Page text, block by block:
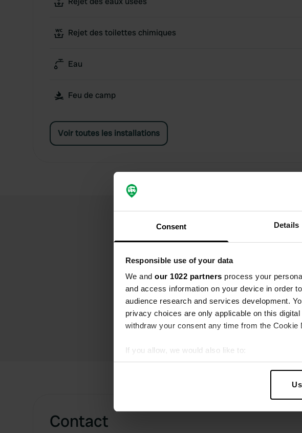
Consent Details
Responsible use of your data
We and our 1022 partners process your
and access information on your device in order
audience research and services development.
privacy choices are only applicable on this
withdraw your consent any time from the
If you allow, we would also like to:
Collect information about your geographical
Find out more about how your personal data is
We use cookies to personalise content and
information about your use of our site with our
Rejet des toilettes chimiques
Eau
Feu de camp
Voir toutes les installations
Vous êtes
Contact